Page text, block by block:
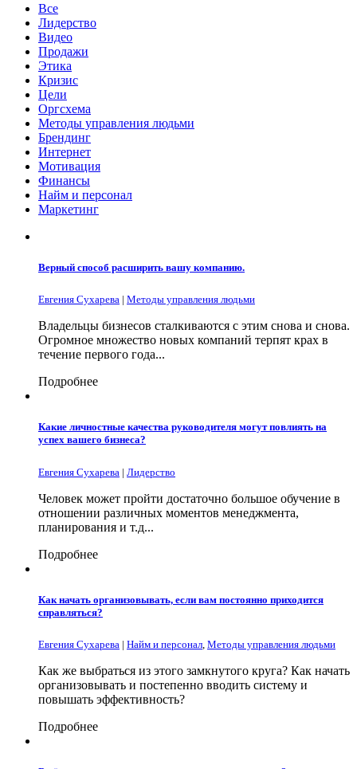
Все
Лидерство
Видео
Продажи
Этика
Кризис
Цели
Оргсхема
Методы управления людьми
Брендинг
Интернет
Мотивация
Финансы
Найм и персонал
Маркетинг
Верный способ расширить вашу компанию.
Евгения Сухарева | Методы управления людьми
Владельцы бизнесов сталкиваются с этим снова и снова.
Огромное множество новых компаний терпят крах в
течение первого года...
Подробнее
Какие личностные качества руководителя могут повлиять на
успех вашего бизнеса?
Евгения Сухарева | Лидерство
Человек может пройти достаточно большое обучение в
отношении различных моментов менеджмента,
планирования и т.д...
Подробнее
Как начать организовывать, если вам постоянно приходится
справляться?
Евгения Сухарева | Найм и персонал Методы управления людьми
Как же выбраться из этого замкнутого круга? Как начать
организовывать и постепенно вводить систему и
повышать эффективность?
Подробнее